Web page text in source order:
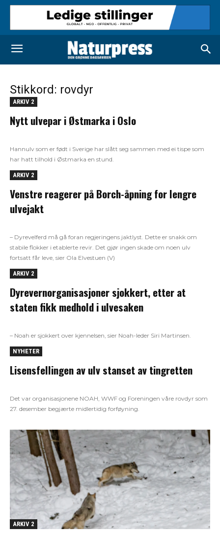
Stikkord: rovdyr
ARKIV 2
Nytt ulvepar i Østmarka i Oslo
Hannulv som er født i Sverige har slått seg sammen med ei tispe som
har hatt tilhold i Østmarka en stund.
ARKIV 2
Venstre reagerer på Borch-åpning for lengre
ulvejakt
– Dyrevelferd må gå foran regjeringens jaktlyst. Dette er snakk om
stabile flokker i etablerte revir. Det gjør ingen skade om noen ulv
fortsatt får leve, sier Ola Elvestuen (V)
ARKIV 2
Dyrevernorganisasjoner sjokkert, etter at
staten fikk medhold i ulvesaken
– Noah er sjokkert over kjennelsen, sier Noah-leder Siri Martinsen.
NYHETER
Lisensfellingen av ulv stanset av tingretten
Det var organisasjonene NOAH, WWF og Foreningen våre rovdyr som
27. desember begjærte midlertidig forføyning.
ARKIV 2